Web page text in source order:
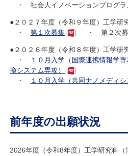
受験生 在学生
寄附のお願い
アクセス
キャンパスマップ
・ 社会人イノベーションプログラ
●２０２７年度 （令和９年度） 工学研
・ 第１次募集 ・ 第２次
●２０２６年度 （令和８年度） 工学研
・
１０月入学（国際連携情報学
換システム専攻）
・
１０月入学（共同ナノメディシ
前年度の出願状況
2026年度（令和8年度）工学研究科（